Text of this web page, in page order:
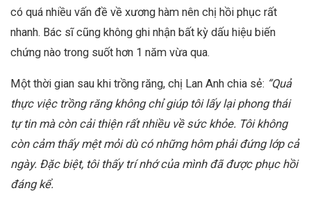
có quá nhiều vấn đề về xương hàm nên chị hồi phục rất
nhanh. Bác sĩcũng không ghi nhận bất kỳ dấu hiệu biến
chứng nào trong suốt hơn 1 năm vừa qua.
Một thời gian sau khi trồng răng, chị Lan Anh chia sẻ: “Quả
thực việc trồng răng không chỉ giúp tôi lấy lại phong thái
tự tin mà còn cải thiện rất nhiều về sức khỏe. Tôi không
còn cảm thấy mệt mỏi dù có những hôm phải đứng lớp cả
ngày. Đặc biệt, tôi thấy trí nhớ của mình đã được phục hồi
đáng kể.